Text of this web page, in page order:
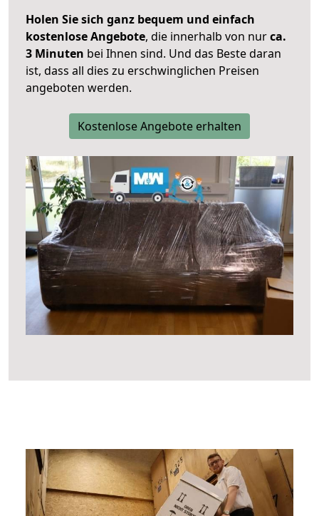
Holen Sie sich ganz bequem und einfach
kostenlose Angebote, die innerhalb von nurca.
3 Minuten bei Ihnen sind. Und das Beste daran
ist, dass all dies zu erschwinglichen Preisen
angeboten werden.
Kostenlose Angebote erhalten